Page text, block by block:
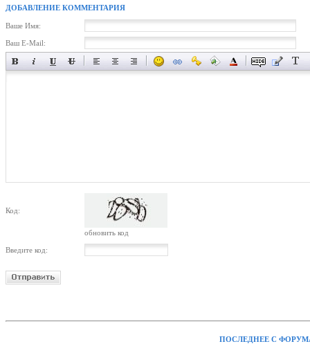
ДОБАВЛЕНИЕ КОММЕНТАРИЯ
Ваше Имя:
Ваш E-Mail:
Код:
обновить код
Введите код:
ПОСЛЕДНЕЕ С